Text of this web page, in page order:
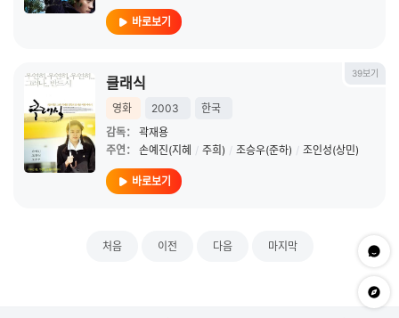
바로보기
39보기
클래식
영화 2003
한국
감독：
곽재용
주연：
손예진(지혜 / 주희) / 조승우(준하) / 조인성(상민)
바로보기
처음 이전 다음 마지막 문의하
app